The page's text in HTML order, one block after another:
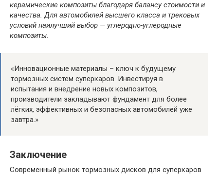
керамические композиты благодаря балансу стоимости и
качества. Для автомобилей высшего класса и трековых
условий наилучший выбор — углеродно-углеродные
композиты.
«Инновационные материалы – ключ к будущему
тормозных систем суперкаров. Инвестируя в
испытания и внедрение новых композитов,
производители закладывают фундамент для более
лёгких, эффективных и безопасных автомобилей уже
завтра.»
Заключение
Современный рынок тормозных дисков для суперкаров